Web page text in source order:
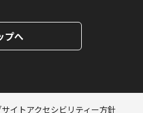
プへ
サイトアクセシビリティー方針